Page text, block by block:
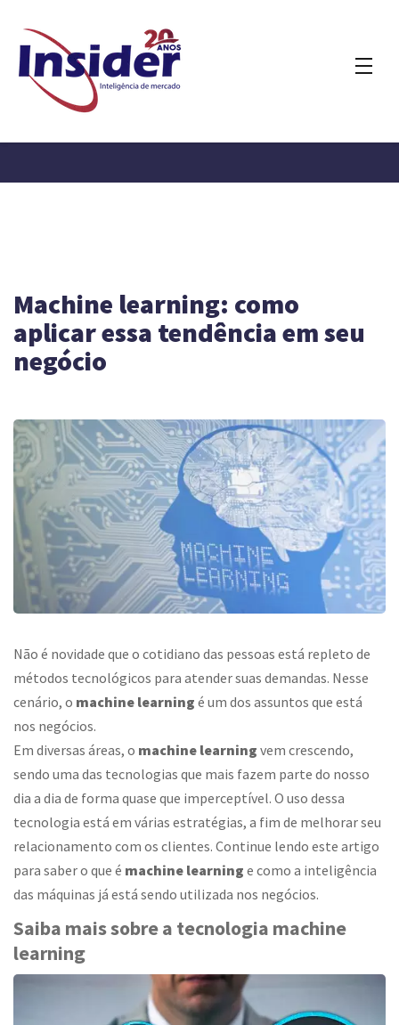
Machine learning: como
aplicar essa tendência em seu
negócio
Não é novidade que o cotidiano das pessoas está repleto de
métodos tecnológicos para atender suas demandas. Nesse
cenário, o machine learning é um dos assuntos que está
nos negócios.
Em diversas áreas, o machine learning vem crescendo,
sendo uma das tecnologias que mais fazem parte do nosso
dia a dia de forma quase que imperceptível. O uso dessa
tecnologia está em várias estratégias, a fim de melhorar seu
relacionamento com os clientes. Continue lendo este artigo
para saber o que é machine learning e como a inteligência
das máquinas já está sendo utilizada nos negócios.
Saiba mais sobre a tecnologia machine
learning